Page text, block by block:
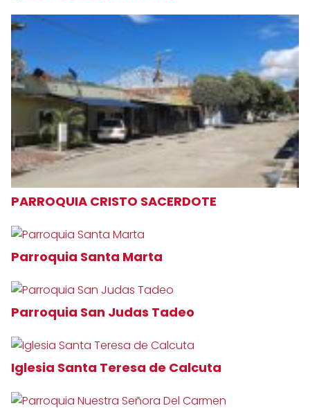
PARROQUIA CRISTO SACERDOTE
Parroquia Santa Marta
Parroquia San Judas Tadeo
Iglesia Santa Teresa de Calcuta